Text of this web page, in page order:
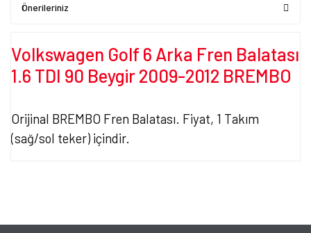
Önerileriniz
Volkswagen Golf 6 Arka Fren Balatası
1.6 TDI 90 Beygir 2009-2012 BREMBO
Orijinal BREMBO Fren Balatası. Fiyat, 1 Takım
(sağ/sol teker) içindir.